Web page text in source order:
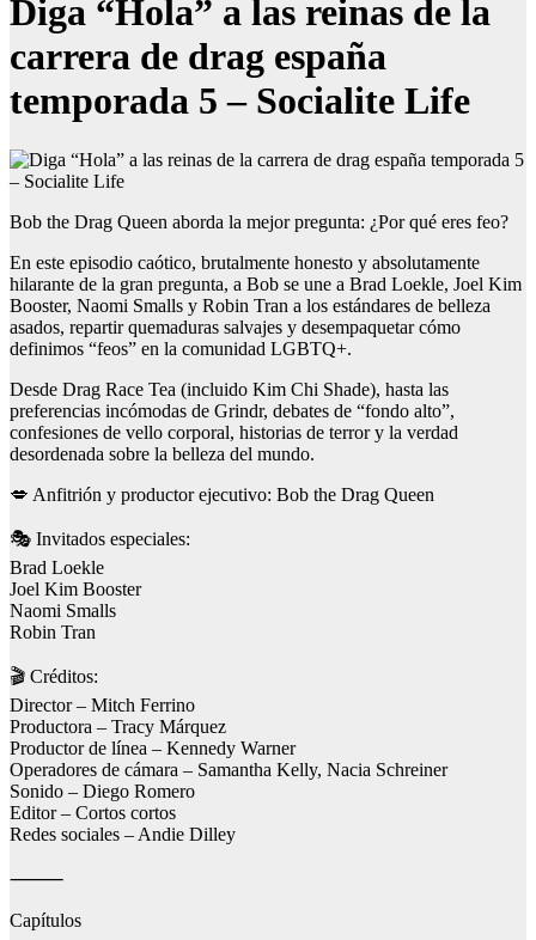
Diga “Hola” a las reinas de la
carrera de drag españa
temporada 5 – Socialite Life
Bob the Drag Queen aborda la mejor pregunta: ¿Por qué eres feo?
En este episodio caótico, brutalmente honesto y absolutamente
hilarante de la gran pregunta, a Bob se une a Brad Loekle, Joel Kim
Booster, Naomi Smalls y Robin Tran a los estándares de belleza
asados, repartir quemaduras salvajes y desempaquetar cómo
definimos “feos” en la comunidad LGBTQ+.
Desde Drag Race Tea (incluido Kim Chi Shade), hasta las
preferencias incómodas de Grindr, debates de “fondo alto”,
confesiones de vello corporal, historias de terror y la verdad
desordenada sobre la belleza del mundo.
💋 Anfitrión y productor ejecutivo: Bob the Drag Queen
🎭 Invitados especiales:
Brad Loekle
Joel Kim Booster
Naomi Smalls
Robin Tran
🎬 Créditos:
Director – Mitch Ferrino
Productora – Tracy Márquez
Productor de línea – Kennedy Warner
Operadores de cámara – Samantha Kelly, Nacia Schreiner
Sonido – Diego Romero
Editor – Cortos cortos
Redes sociales – Andie Dilley
⸻
Capítulos